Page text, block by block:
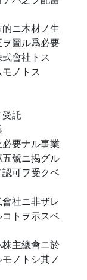
ニ木材ノ生
圖ル爲必要
會社トス
ノトス
託
要ナル事業
號ニ揭グル
可ヲ受クベ
社ニ非ザレ
トヲ示スベ
主總會ニ於
ノトシ其ノ